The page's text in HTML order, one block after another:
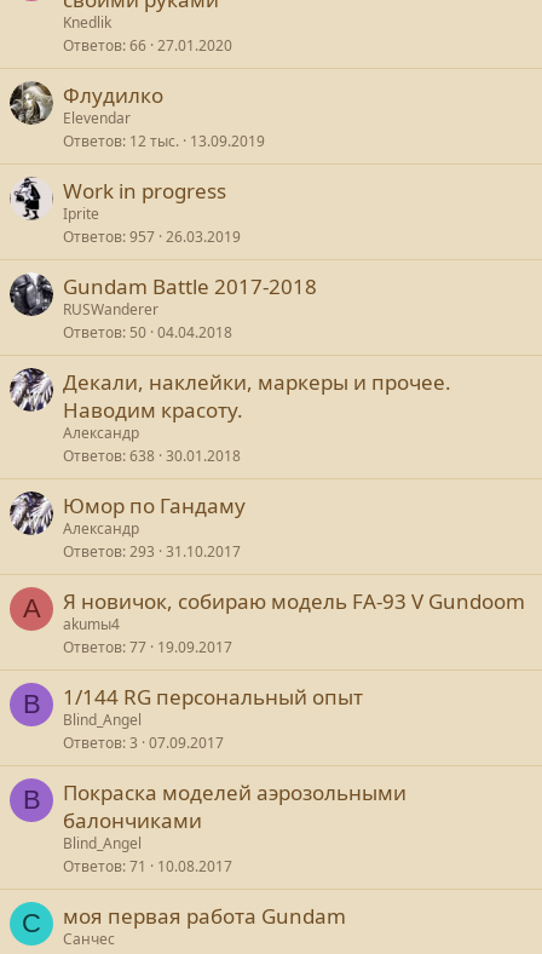
Knedlik
Ответов 66 27.01.2020
Флудилко
Elevendar
Ответов 12 тыс. 13.09.2019
Work in progress
Iprite
Ответов 957 26.03.2019
Gundam Battle 2017-2018
RUSWanderer
Ответов 50 04.04.2018
Декали, наклейки, маркеры и прочее.
Наводим красоту.
Александр
Ответов 638 30.01.2018
Юмор по Гандаму
Александр
Ответов 293 31.10.2017
A Я новичок, собираю модель FA-93 V Gundoom
akumы4
Ответов 77 19.09.2017
B 1/144 RG персональный опыт
Blind_Angel
Ответов 3 07.09.2017
B
Покраска моделей аэрозольными
балончиками
Blind_Angel
Ответов 71 10.08.2017
С моя первая работа Gundam
Санчес